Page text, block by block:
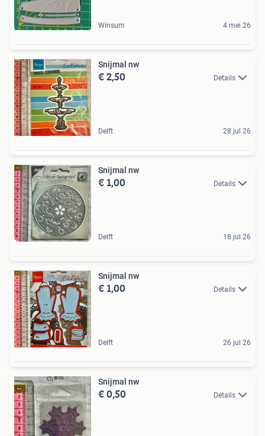
Winsum 4 mei 26
Snijmal nw
€ 2,50 Details
Delft 28 jul 26
Snijmal nw
€ 1,00 Details
Delft 18 jul 26
Snijmal nw
€ 1,00 Details
Delft 26 jul 26
Snijmal nw
€ 0,50 Details